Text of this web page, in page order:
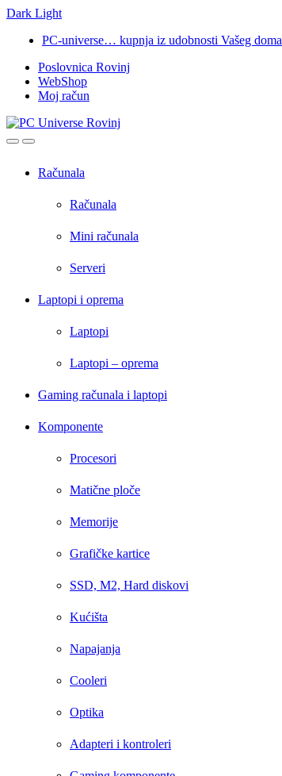
Dark Light
navigation
content
PC-universe… kupnja iz udobnosti Vašeg doma
Poslovnica Rovinj
WebShop
Moj račun
OpenClose
Računala
Računala
Mini računala
Serveri
Laptopi i oprema
Laptopi
Laptopi – oprema
Gaming računala i laptopi
Komponente
Procesori
Matične ploče
Memorije
Grafičke kartice
SSD, M2, Hard diskovi
Kućišta
Napajanja
Cooleri
Optika
Adapteri i kontroleri